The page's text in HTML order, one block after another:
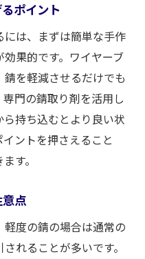
ポイント
は、まずは簡単な手作
果的です。ワイヤーブ
を軽減させるだけでも
門の錆取り剤を活用し
持ち込むとより良い状
ントを押さえること
す。
点
度の錆の場合は通常の
れることが多いです。